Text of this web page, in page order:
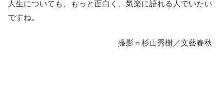
人生についても、もっと面白く、気楽に語れる人でいたい
ですね。
撮影＝杉山秀樹／文藝春秋